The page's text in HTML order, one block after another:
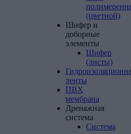
(цветной)
Шифер и
доборные
элементы
Шифер
(листы)
ленты
ПВХ
мембрана
Дренажная
система
Система